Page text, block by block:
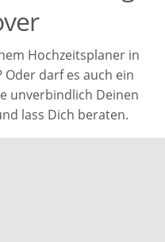
Hochzeitsplaner in
darf es auch ein
unverbindlich Deinen
lass Dich beraten.